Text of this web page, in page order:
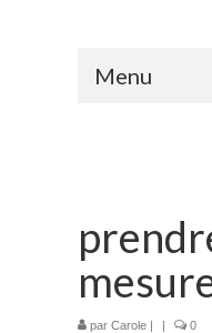
Menu
Prestations
La
La
par Carole | | 0